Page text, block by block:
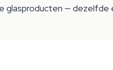
glasproducten — dezelfde